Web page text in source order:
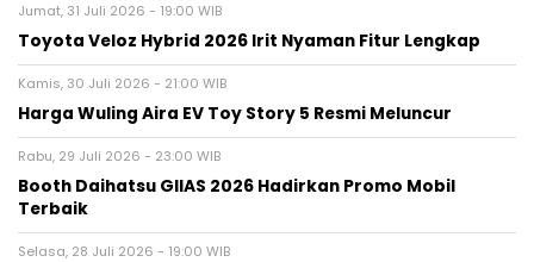
Jumat, 31 Juli 2026 - 19:00 WIB
Toyota Veloz Hybrid 2026 Irit Nyaman Fitur Lengkap
Kamis, 30 Juli 2026 - 21:00 WIB
Harga Wuling Aira EV Toy Story 5 Resmi Meluncur
Rabu, 29 Juli 2026 - 23:00 WIB
Booth Daihatsu GIIAS 2026 Hadirkan Promo Mobil
Terbaik
Selasa, 28 Juli 2026 - 19:00 WIB